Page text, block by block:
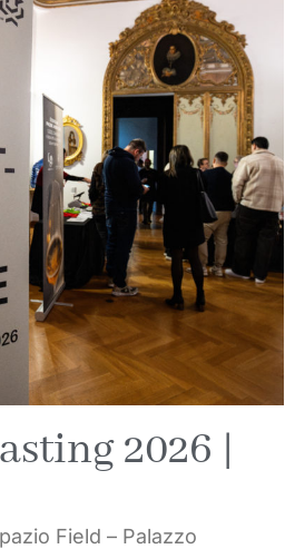
2026 |
Field – Palazzo